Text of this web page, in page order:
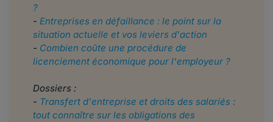
?
- Entreprises en défaillance : le point sur la
situation actuelle et vos leviers d'action
- Combien coûte une procédure de
licenciement économique pour l'employeur ?
Dossiers :
- Transfert d'entreprise et droits des salariés :
tout connaître sur les obligations des